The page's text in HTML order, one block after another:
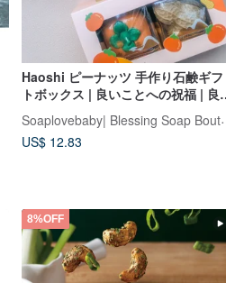
Haoshi ピーナッツ 手作り石鹸ギフ
トボックス | 良いことへの祝福 | 良
ギフト
US$ 12.83
8%OFF